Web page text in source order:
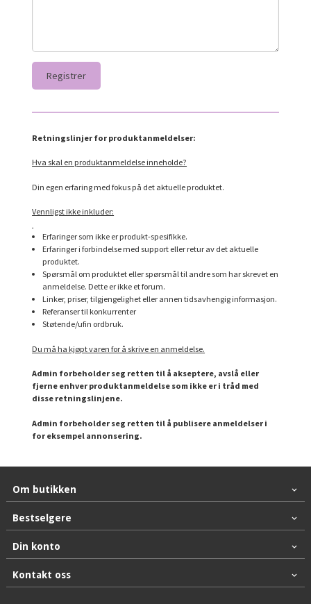
Retningslinjer for produktanmeldelser:
Hva skal en produktanmeldelse inneholde?
Din egen erfaring med fokus på det aktuelle produktet.
Vennligst ikke inkluder:
Erfaringer som ikke er produkt-spesifikke.
Erfaringer i forbindelse med support eller retur av det aktuelle
produktet.
Spørsmål om produktet eller spørsmål til andre som har skrevet en
anmeldelse. Dette er ikke et forum.
Linker, priser, tilgjengelighet eller annen tidsavhengig informasjon.
Referanser til konkurrenter
Støtende/ufin ordbruk.
Du må ha kjøpt varen for å skrive en anmeldelse.
Admin forbeholder seg retten til å akseptere, avslå eller
fjerne enhver produktanmeldelse som ikke er i tråd med
disse retningslinjene.
Admin forbeholder seg retten til å publisere anmeldelser i
for eksempel annonsering.
Om butikken
Bestselgere
Din konto
Kontakt oss